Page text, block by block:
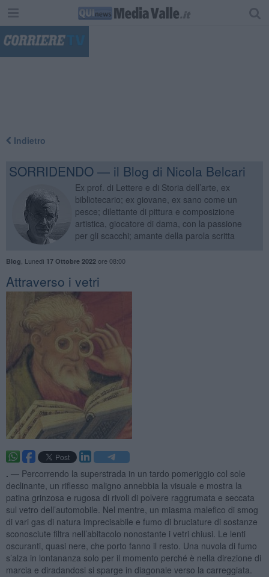
Indietro
SORRIDENDO — il Blog di Nicola Belcari
Ex prof. di Lettere e di Storia dell’arte, ex
bibliotecario; ex giovane, ex sano come un
pesce; dilettante di pittura e composizione
artistica, giocatore di dama, con la passione
per gli scacchi; amante della parola scritta
Blog Lunedì 17 Ottobre 2022ore 08:00
Attraverso i vetri
. — Percorrendo la superstrada in un tardo pomeriggio col sole
declinante, un riflesso maligno annebbia la visuale e mostra la
patina grinzosa e rugosa di rivoli di polvere raggrumata e seccata
sul vetro dell’automobile. Nel mentre, un miasma malefico di smog
di vari gas di natura imprecisabile e fumo di bruciature di sostanze
sconosciute filtra nell’abitacolo nonostante i vetri chiusi. Le lenti
oscuranti, quasi nere, che porto fanno il resto. Una nuvola di fumo
s’alza in lontananza solo per il momento perché è nella direzione di
marcia e diradandosi si sparge in diagonale verso la carreggiata.